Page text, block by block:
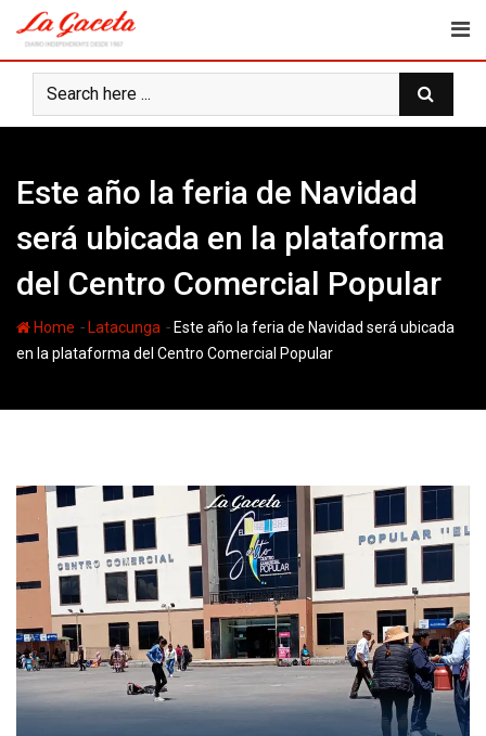
content
Este año la feria de Navidad
será ubicada en la plataforma
del Centro Comercial Popular
Home - Latacunga - Este año la feria de Navidad será ubicada
en la plataforma del Centro Comercial Popular